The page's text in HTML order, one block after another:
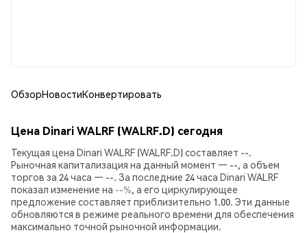
ОбзорНовостиКонвертировать
Цена Dinari WALRF (WALRF.D) сегодня
Текущая цена Dinari WALRF (WALRF.D) составляет --.
Рыночная капитализация на данный момент — --, а объем
торгов за 24 часа — --. За последние 24 часа Dinari WALRF
показал изменение на --%, а его циркулирующее
предложение составляет приблизительно 1.00. Эти данные
обновляются в режиме реального времени для обеспечения
максимально точной рыночной информации.